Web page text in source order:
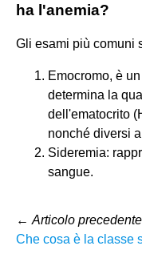
ha l'anemia?
Gli esami più comuni
Emocromo, è
determina la
dell'ematocrito
nonché diversi
Sideremia:
sangue.
← Articolo precedente
Che cosa è la classe